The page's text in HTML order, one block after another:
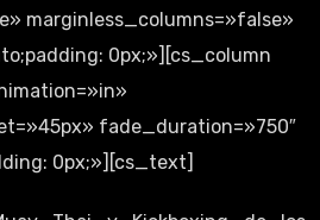
marginless_columns=»false»
0px;»][cs_column
fade_duration=»750″
0px;»][cs_text]